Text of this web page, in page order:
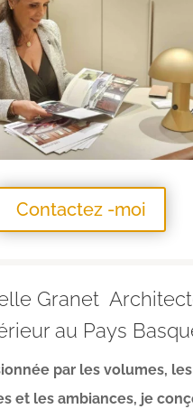
Contactez -moi
Granet
au Pays
par les volumes, les
et les ambiances, je